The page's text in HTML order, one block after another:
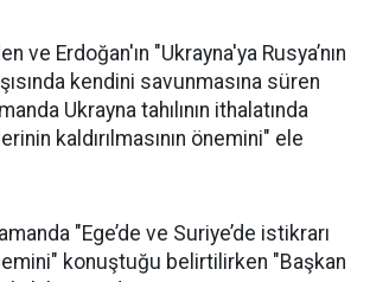
ve Erdoğan'ın "Ukrayna'ya Rusya’nın
kendini savunmasına süren
Ukrayna tahılının ithalatında
kaldırılmasının önemini" ele
"Ege’de ve Suriye’de istikrarı
konuştuğu belirtilirken "Başkan